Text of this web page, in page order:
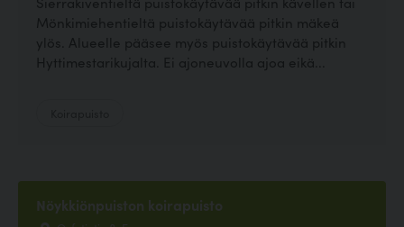
Mönkimiehentieltä puistokäytävää pitkin mäkeä
ylös. Alueelle pääsee myös puistokäytävää pitkin
Hyttimestarikujalta. Ei ajoneuvolla ajoa eikä...
Nöykkiönpuiston koirapuisto